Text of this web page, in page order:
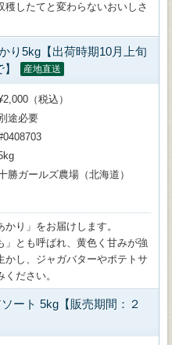
したてと変わらないおいしさ
り5kg【出荷時期10月上旬
産地直送
（税込）
途必要
勝ガールズ農場（北海道）
り」をお届けします。
」とも呼ばれ、黄色く甘みが強
かし、ジャガバターやポテトサ
ださい。
ート 5kg【販売期間：２